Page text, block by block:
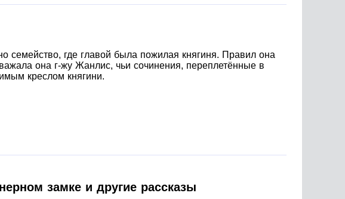
3. «Отборное зерно» 4. «Жемчужное ожерелье»
семейство, где главой была пожилая княгиня. Правил она
она г-жу Жанлис, чьи сочинения, переплетённые в
креслом княгини.
замке и другие рассказы